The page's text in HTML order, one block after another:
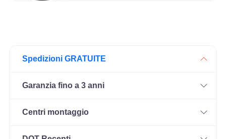
Spedizioni GRATUITE
Garanzia fino a 3 anni
Centri montaggio